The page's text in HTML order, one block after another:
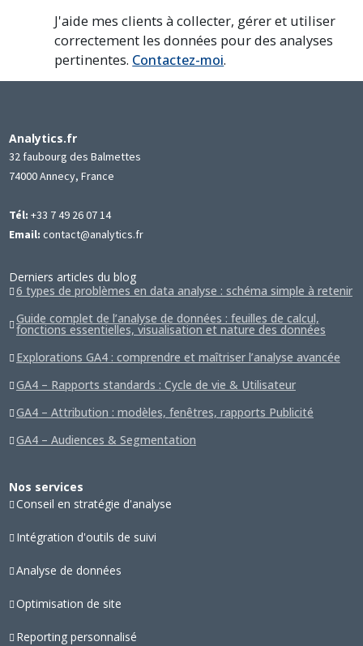
J'aide mes clients à collecter, gérer et utiliser
correctement les données pour des analyses
pertinentes. Contactez-moi.
Analytics.fr
32 faubourg des Balmettes
74000 Annecy, France
Tél: +33 7 49 26 07 14
Email: contact@analytics.fr
Derniers articles du blog
6 types de problèmes en data analyse : schéma simple à retenir
Guide complet de l’analyse de données : feuilles de calcul,
fonctions essentielles, visualisation et nature des données
Explorations GA4 : comprendre et maîtriser l’analyse avancée
GA4 – Rapports standards : Cycle de vie & Utilisateur
GA4 – Attribution : modèles, fenêtres, rapports Publicité
GA4 – Audiences & Segmentation
Nos services
Conseil en stratégie d'analyse
Intégration d'outils de suivi
Analyse de données
Optimisation de site
Reporting personnalisé